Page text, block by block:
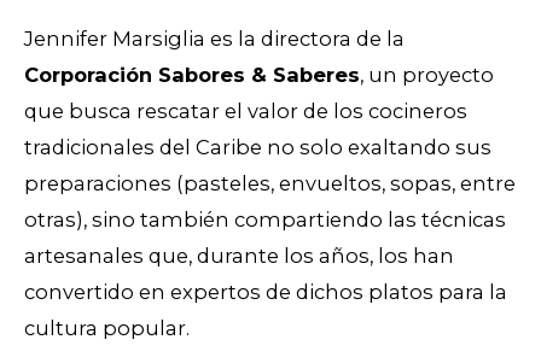
Jennifer Marsiglia es la directora de la
Corporación Sabores & Saberes, un proyecto
que busca rescatar el valor de los cocineros
tradicionales del Caribe no solo exaltando sus
preparaciones (pasteles, envueltos, sopas, entre
otras), sino también compartiendo las técnicas
artesanales que, durante los años, los han
convertido en expertos de dichos platos para la
cultura popular.